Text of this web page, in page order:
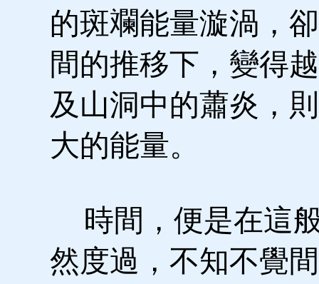
的斑斕能量漩渦，
間的推移下，變得
及山洞中的蕭炎，
大的能量。
時間，便是在這
然度過，不知不覺